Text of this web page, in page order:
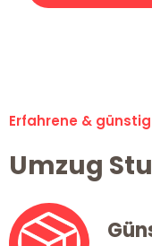
Erfahrene &
Umzug